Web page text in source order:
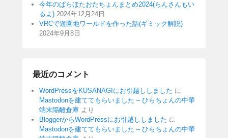
今年のぱらほたおたちょんまとめ2024(らんさんもい
るよ) 2024年12月24日
VRCで遊園地ワールドを作った話(ギミック解説)
2024年9月8日
最近のコメント
WordPressをKUSANAGIにお引越ししました に
Mastodonを建ててもらいました – ひらちょんの中華
端末隔離倉庫 より
BloggerからWordPressにお引越ししました に
Mastodonを建ててもらいました – ひらちょんの中華